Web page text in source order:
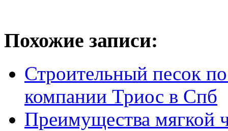
Похожие записи:
Строительный песок
компании Триос в Спб
Преимущества мягкой